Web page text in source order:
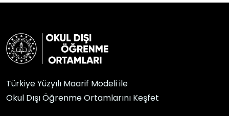
Türkiye Yüzyılı Maarif Modeli ile
Okul Dışı Öğrenme Ortamlarını Keşfet